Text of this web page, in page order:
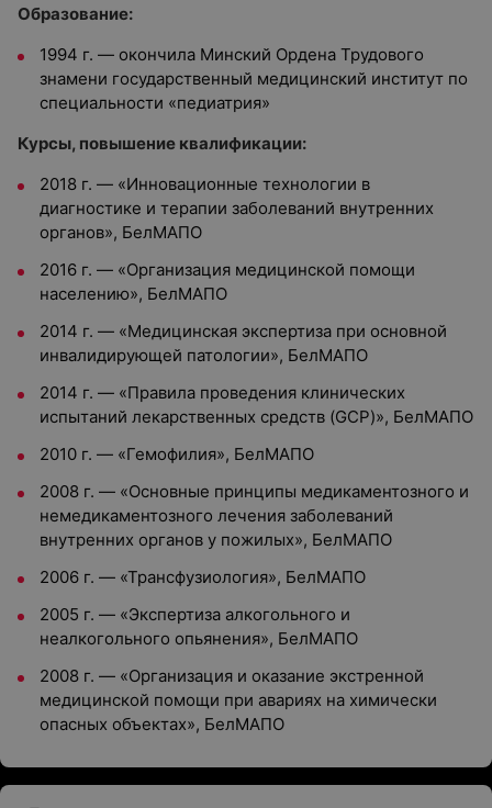
Образование:
1994 г. — окончила Минский Ордена Трудового
знамени государственный медицинский институт по
специальности «педиатрия»
Курсы, повышение квалификации:
2018 г. — «Инновационные технологии в
диагностике и терапии заболеваний внутренних
органов», БелМАПО
2016 г. — «Организация медицинской помощи
населению», БелМАПО
2014 г. — «Медицинская экспертиза при основной
инвалидирующей патологии», БелМАПО
2014 г. — «Правила проведения клинических
испытаний лекарственных средств (GCP)», БелМАПО
2010 г. — «Гемофилия», БелМАПО
2008 г. — «Основные принципы медикаментозного и
немедикаментозного лечения заболеваний
внутренних органов у пожилых», БелМАПО
2006 г. — «Трансфузиология», БелМАПО
2005 г. — «Экспертиза алкогольного и
неалкогольного опьянения», БелМАПО
2008 г. — «Организация и оказание экстренной
медицинской помощи при авариях на химически
опасных объектах», БелМАПО